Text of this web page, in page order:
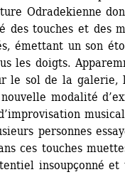
Odradekienne
des touches et des
émettant un son
les doigts.
le sol de la
modalité
personnes
ces touches
insoupçonné et